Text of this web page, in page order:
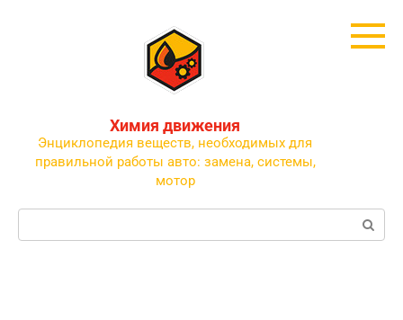
Химия движения
Энциклопедия веществ, необходимых для
правильной работы авто: замена, системы,
мотор
Поиск: